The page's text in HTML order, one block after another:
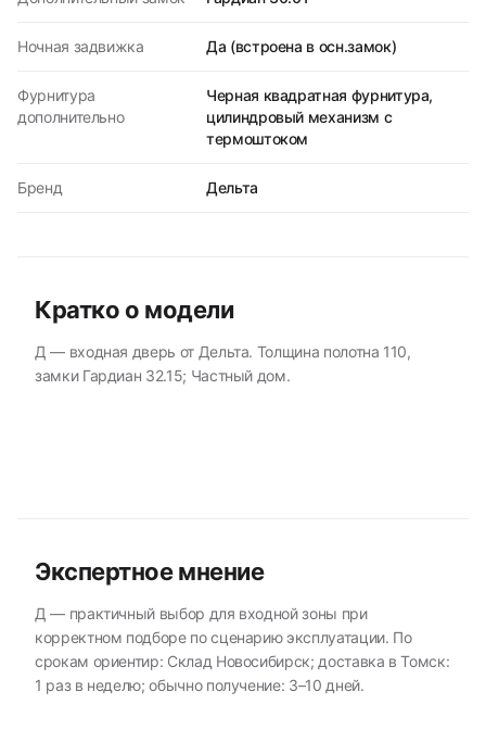
Ночная задвижка Да (встроена в осн.замок)
Фурнитура
дополнительно
Черная квадратная фурнитура,
цилиндровый механизм с
термоштоком
Бренд Дельта
Кратко о модели
Д — входная дверь от Дельта. Толщина полотна 110,
замки Гардиан 32.15; Частный дом.
Экспертное мнение
Д — практичный выбор для входной зоны при
корректном подборе по сценарию эксплуатации. По
срокам ориентир: Склад Новосибирск; доставка в Томск:
1 раз в неделю; обычно получение: 3–10 дней.